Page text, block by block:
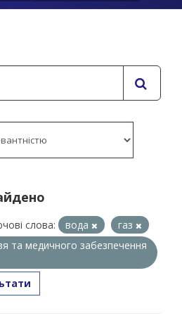
слова: вода
газ
та медичного забезпечення